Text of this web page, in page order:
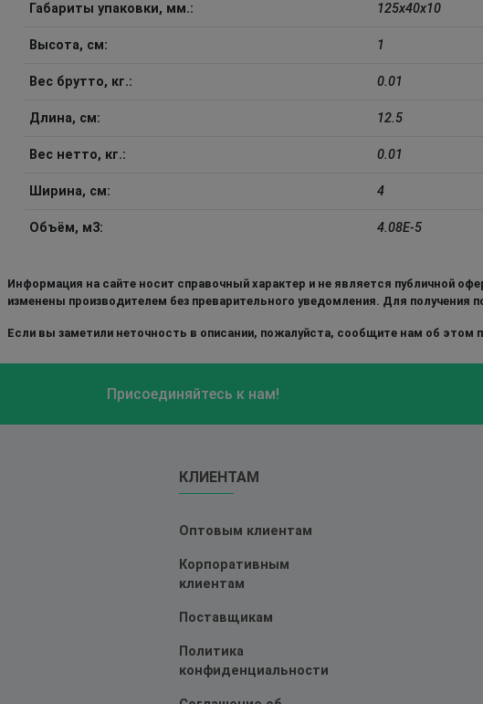
Габариты упаковки, мм.: 125x40x10
Высота, см: 1
Вес брутто, кг.: 0.01
Длина, см: 12.5
Вес нетто, кг.: 0.01
Ширина, см: 4
Объём, м3: 4.08E-5
Информация на сайте носит справочный характер и не является публичной
изменены производителем без преварительного уведомления. Для
Если вы заметили неточность в описании, пожалуйста, сообщите нам об этом
Присоединяйтесь к нам!
КЛИЕНТАМ
Оптовым клиентам
Корпоративным
клиентам
Поставщикам
Политика
конфиденциальности